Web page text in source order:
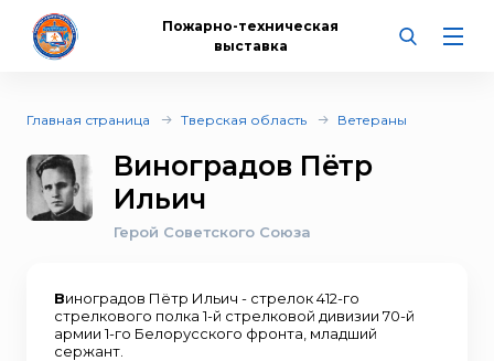
Пожарно-техническая
выставка
Главная страница Тверская область Ветераны
Виноградов Пётр
Ильич
Герой Советского Союза
Виноградов Пётр Ильич - стрелок 412-го
стрелкового полка 1-й стрелковой дивизии 70-й
армии 1-го Белорусского фронта, младший
сержант.